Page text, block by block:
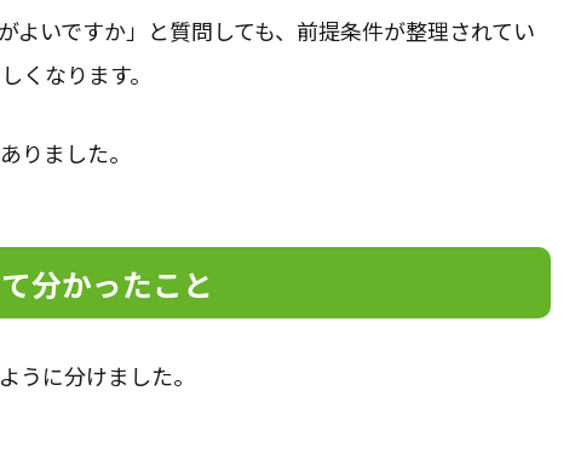
よいですか」と質問しても、前提条件が整理されてい
くなります。
りました。
分かったこと
うに分けました。